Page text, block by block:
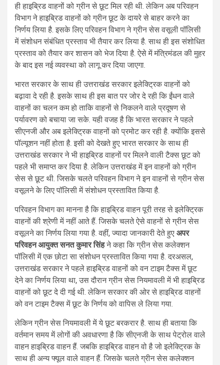
ही हाइब्रिड वाहनों को ग्रीन से छूट मिल रही थी. लेकिन अब परिवहन
विभाग ने हाइब्रिड वाहनों को ग्रीन छूट के दायरे से बाहर करने का
निर्णय लिया है. इसके लिए परिवहन विभाग ने ग्रीन सेस वसूली पॉलिसी
में संशोधन संबंधित प्रस्ताव भी तैयार कर लिया है. साथ ही इस संशोधित
प्रस्ताव को तैयार कर शासन को भेज दिया है. ऐसे में मंत्रिमंडल की मुहर
के बाद इस नई व्यवस्था को लागू कर दिया जाएगा.
भारत सरकार के साथ ही उत्तराखंड सरकार इलेक्ट्रिक वाहनों को
बढ़ावा दे रही है. इसके साथ ही इस बात पर जोर दे रही कि ईंधन वाले
वाहनों का चलन कम हो ताकि वाहनों से निकलने वाले प्रदूषण से
पर्यावरण को बचाया जा सके. यही वजह है कि भारत सरकार ने पहले
सीएनजी और अब इलेक्ट्रिक वाहनों को प्रमोट कर रही है. क्योंकि इससे
पॉल्यूशन नहीं होता है. इसी को देखते हुए भारत सरकार के साथ ही
उत्तराखंड सरकार ने भी हाइब्रिड वाहनों पर मिलने वाली टैक्स छूट को
पहले भी समाप्त कर दिया है. लेकिन उत्तराखंड में इन वाहनों को ग्रीन
सेस से छूट थी. जिसके चलते परिवहन विभाग ने इन वाहनों से ग्रीन सेस
वसूलने के लिए पॉलिसी में संशोधन प्रस्तावित किया है.
परिवहन विभाग का मानना है कि हाइब्रिड वाहन पूरी तरह से इलेक्ट्रिक
वाहनों की श्रेणी में नहीं आते हैं. जिसके चलते ऐसे वाहनों से ग्रीन सेस
वसूलने का निर्णय लिया गया है. वहीं, ज्यादा जानकारी देते हुए अपर
परिवहन आयुक्त सनत कुमार सिंहने कहा कि ग्रीन सेस कलेक्शन
पॉलिसी में एक छोटा सा संशोधन प्रस्तावित किया गया है. दरअसल,
उत्तराखंड सरकार ने पहले हाइब्रिड वाहनों को वन टाइम टैक्स में छूट
देने का निर्णय लिया था, उस दौरान ग्रीन सेस नियमावली में भी हाइब्रिड
वाहनों को छूट दे दी गई थी. लेकिन सरकार की ओर से हाइब्रिड वाहनों
को वन टाइम टैक्स में छूट के निर्णय को वापिस ले लिया गया.
लेकिन ग्रीन सेस नियमावली में ये छूट बरकरार है. साथ ही बताया कि
वर्तमान समय में लोगों की अवधारणा है कि सीएनजी के साथ पेट्रोल वाले
वाहन हाइब्रिड वाहन हैं. जबकि हाइब्रिड वाहन वो है जो इलेक्ट्रिक के
साथ ही अन्य फ्यूल वाले वाहन हैं. जिसके चलते ग्रीन सेस कलेक्शन